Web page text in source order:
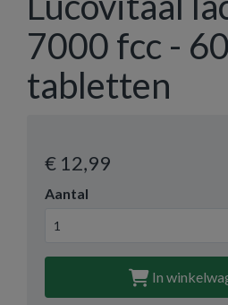
7000 fcc - 60
tabletten
€ 12,99
Aantal
In